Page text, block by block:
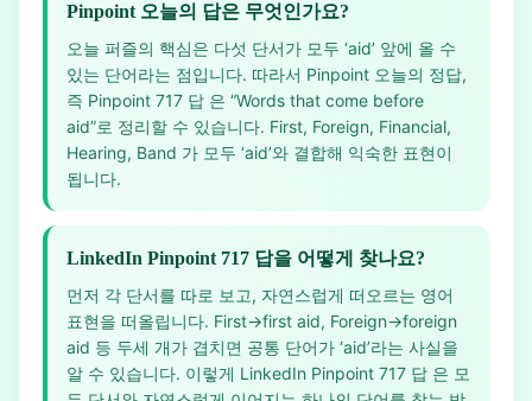
Pinpoint 오늘의 답은 무엇인가요?
오늘 퍼즐의 핵심은 다섯 단서가 모두 ‘aid’ 앞에 올 수
있는 단어라는 점입니다. 따라서 Pinpoint 오늘의 정답,
즉 Pinpoint 717 답 은 “Words that come before
aid”로 정리할 수 있습니다. First, Foreign, Financial,
Hearing, Band 가 모두 ‘aid’와 결합해 익숙한 표현이
됩니다.
LinkedIn Pinpoint 717 답을 어떻게 찾나요?
먼저 각 단서를 따로 보고, 자연스럽게 떠오르는 영어
표현을 떠올립니다. First→first aid, Foreign→foreign
aid 등 두세 개가 겹치면 공통 단어가 ‘aid’라는 사실을
알 수 있습니다. 이렇게 LinkedIn Pinpoint 717 답 은 모